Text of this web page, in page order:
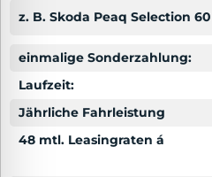
z. B. Skoda Peaq Selection
einmalige Sonderzahlung:
Laufzeit:
Jährliche Fahrleistung
48 mtl. Leasingraten á